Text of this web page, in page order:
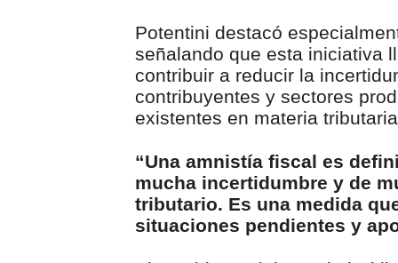
Potentini destacó
señalando que esta iniciativa
contribuir a reducir la
contribuyentes y sectores
existentes en materia
“Una amnistía fiscal es
mucha incertidumbre y de
tributario. Es una medida
situaciones pendientes y